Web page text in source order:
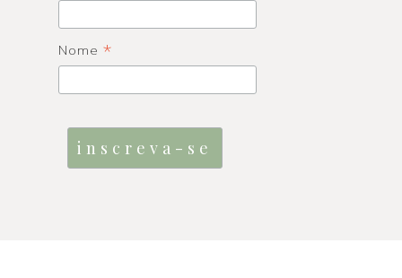
Nome *